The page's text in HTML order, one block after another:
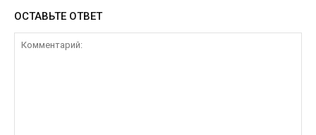
ОСТАВЬТЕ ОТВЕТ